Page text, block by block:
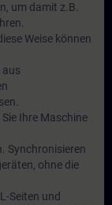
um damit z.B.
Weise können
aus
Ihre Maschine
Synchronisieren
ohne die
Seiten und